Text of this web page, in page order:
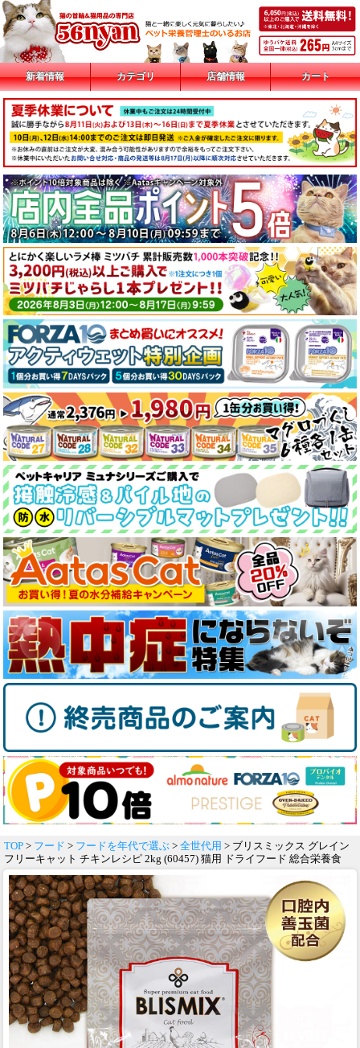
新着情報 カテゴリ 店舗情報 カート
TOP > フード > フードを年代で選ぶ > 全世代用 > ブリスミックス グレイン
フリーキャット チキンレシピ 2kg (60457) 猫用 ドライフード 総合栄養食